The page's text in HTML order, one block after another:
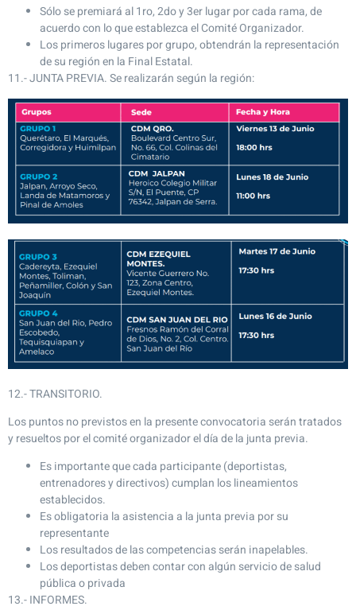
Sólo se premiará al 1ro, 2do y 3er lugar por cada rama, de
acuerdo con lo que establezca el Comité Organizador.
Los primeros lugares por grupo, obtendrán la representación
de su región en la Final Estatal.
11.- JUNTA PREVIA. Se realizarán según la región:
12.- TRANSITORIO.
Los puntos no previstos en la presente convocatoria serán tratados
y resueltos por el comité organizador el día de la junta previa.
Es importante que cada participante (deportistas,
entrenadores y directivos) cumplan los lineamientos
establecidos.
Es obligatoria la asistencia a la junta previa por su
representante
Los resultados de las competencias serán inapelables.
Los deportistas deben contar con algún servicio de salud
pública o privada
13.- INFORMES.